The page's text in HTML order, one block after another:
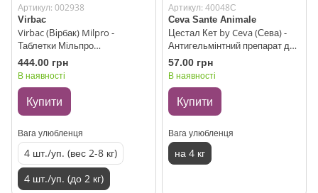
Артикул: 002938
Virbac
Virbac (Вірбак) Milpro -
Таблетки Мільпро
протипаразитарний препарат
для кошенят, ефективний
кг)
444.00 грн
В наявності
Купити
Вага улюбленця
4 шт./уп. (вес 2-8 кг)
4 шт./уп. (до 2 кг)
Артикул: 40048С
Ceva Sante Animale
Цестал Кет by Ceva (Сева) -
Антигельмінтний препарат для
котів (1 таблетка) на 4 кг Sale!
57.00 грн
В наявності
Купити
Вага улюбленця
на 4 кг